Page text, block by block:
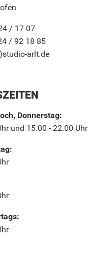
/ 17 07
/ 92 18 85
arlt.de
Donnerstag:
und 15.00 - 22.00 Uhr